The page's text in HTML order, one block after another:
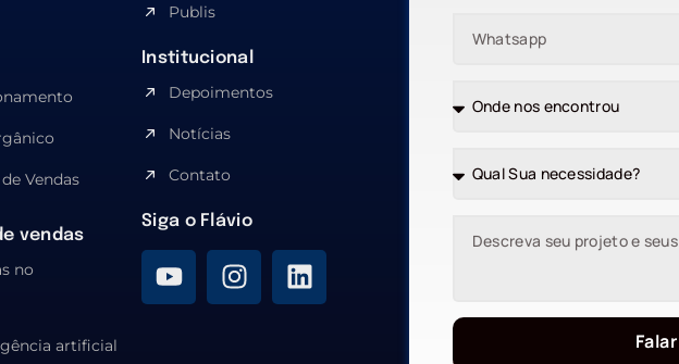
Vendas
vendas
no
artificial
Publis
Institucional
Depoimentos
Notícias
Contato
Siga o Flávio